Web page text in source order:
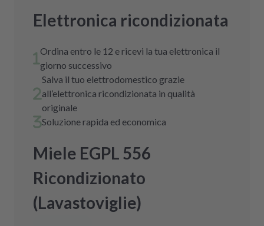
Elettronica ricondizionata
Ordina entro le 12 e ricevi la tua elettronica il
giorno successivo
Salva il tuo elettrodomestico grazie
all’elettronica ricondizionata in qualità
originale
Soluzione rapida ed economica
Miele EGPL 556
Ricondizionato
(Lavastoviglie)